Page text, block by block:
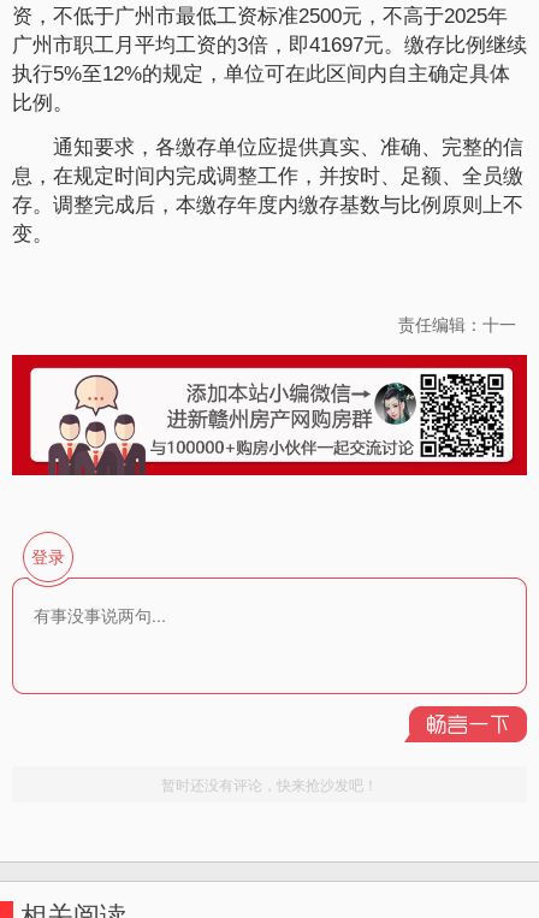
资，不低于广州市最低工资标准2500元，不高于2025年
广州市职工月平均工资的3倍，即41697元。缴存比例继续
执行5%至12%的规定，单位可在此区间内自主确定具体
比例。
通知要求，各缴存单位应提供真实、准确、完整的信
息，在规定时间内完成调整工作，并按时、足额、全员缴
存。调整完成后，本缴存年度内缴存基数与比例原则上不
变。
责任编辑：十一